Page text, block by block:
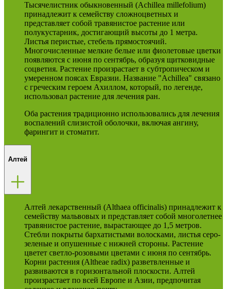
Тысячелистник обыкновенный (Achillea millefolium)
принадлежит к семейству сложноцветных и
представляет собой травянистое растение или
полукустарник, достигающий высоты до 1 метра.
Листья перистые, стебель прямостоячий.
Многочисленные мелкие белые или фиолетовые цветки
появляются с июня по сентябрь, образуя щитковидные
соцветия. Растение произрастает в субтропическом и
умеренном поясах Евразии. Название "Achillea" связано
с греческим героем Ахиллом, который, по легенде,
использовал растение для лечения ран.
Оба растения традиционно использовались для лечения
воспалений слизистой оболочки, включая ангину,
фарингит и стоматит.
Алтей
Алтей лекарственный (Althaea officinalis) принадлежит к
семейству мальвовых и представляет собой многолетнее
травянистое растение, вырастающее до 1,5 метров.
Стебли покрыты бархатистыми волосками, листья серо-
зеленые и опушенные с нижней стороны. Растение
цветет светло-розовыми цветами с июня по сентябрь.
Корни растения (Altheae radix) разветвленные и
развиваются в горизонтальной плоскости. Алтей
произрастает по всей Европе и Азии, предпочитая